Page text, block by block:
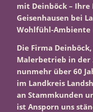
mit Deinböck – Ihre
Geisenhausen bei
Wohlfühl-Ambiente
Die Firma
Malerbetrieb in der
nunmehr über 60
im Landkreis
an Stammkunden
ist Ansporn uns